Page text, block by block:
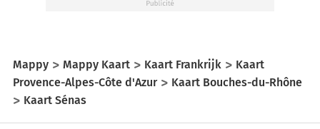
Mappy Mappy Kaart Kaart Frankrijk
Kaart
Provence-Alpes-Côte d'Azur
Kaart Bouches-du-Rhône
Kaart Sénas